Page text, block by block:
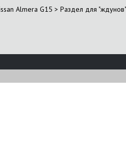
Almera G15 > Раздел для